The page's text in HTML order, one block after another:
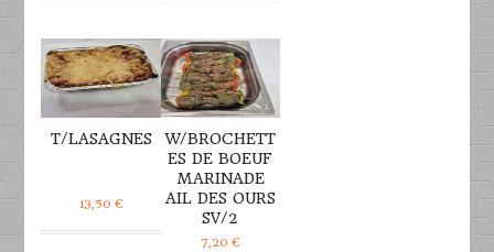
T/LASAGNES
13,50 €
W/BROCHETT
ES DE BOEUF
MARINADE
AIL DES OURS
SV/2
7,20 €